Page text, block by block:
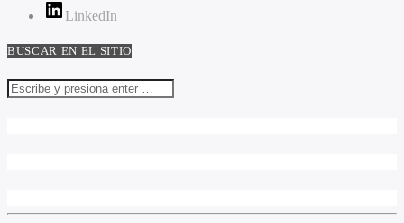
LinkedIn
BUSCAR EN EL SITIO